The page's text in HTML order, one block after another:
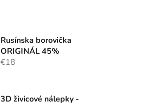
Rusínska borovička
ORIGINÁL 45%
€18
3D živicové nálepky -